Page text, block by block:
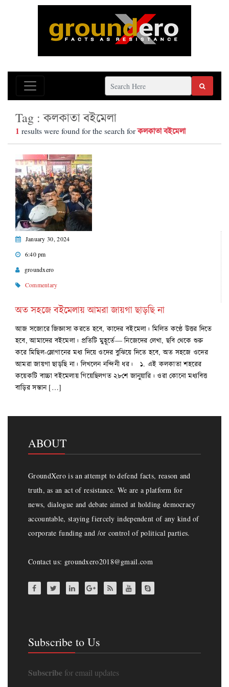
Tag : কলকাতা বইমেলা
1 results were found for the search forকলকাতা বইমেলা
January 30, 2024
6:40 pm
groundxero
Commentary
অত সহজে বইমেলায় আমরা জায়গা ছাড়ছি না
আজ সজোরে জিজ্ঞাসা করতে হবে, কাদের বইমেলা। মিলিত কণ্ঠে উত্তর দিতে
হবে, আমাদের বইমেলা। প্রতিটি মুহূর্তে— নিজেদের লেখা, ছবি থেকে শুরু
করে মিছিল-স্লোগানের মধ্য দিয়ে ওদের বুঝিয়ে দিতে হবে, অত সহজে ওদের
আমরা জায়গা ছাড়ছি না। লিখলেন নন্দিনী ধর। ১. এই কলকাতা শহরের
কয়েকটি বাচ্চা বইমেলায় গিয়েছিলগত ২৮শে জানুয়ারি। ওরা কোনো মধ্যবিত্ত
বাড়ির সন্তান […]
ABOUT
GroundXero is an attempt to defend facts, reason and
truth, as an act of resistance. We are a platform for
news, dialogue and debate aimed at holding democracy
accountable, staying fiercely independent of any kind of
corporate funding and /or control of political parties.
Contact us: groundxero2018@gmail.com
Subscribe to Us
Subscribe for email updates